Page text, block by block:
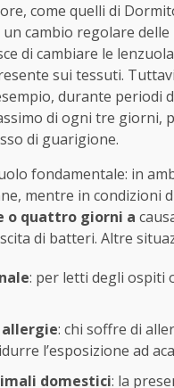
come quelli di
un cambio regolare
di cambiare le
sui tessuti.
durante periodi
di ogni tre
di guarigione.
fondamentale: in
mentre in condizioni
o quattro giorni a
di batteri. Altre
: per letti degli ospiti
allergie: chi soffre di
l’esposizione ad
domestici: la